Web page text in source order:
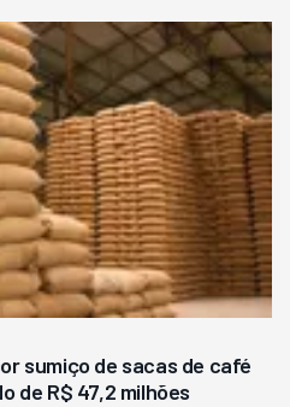
sumiço de sacas de café
de R$ 47,2 milhões